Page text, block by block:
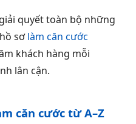
quyết toàn bộ những
sơlàm căn cước
khách hàng mỗi
lân cận.
căn cước từ A–Z